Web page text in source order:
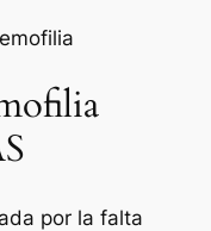
por la falta